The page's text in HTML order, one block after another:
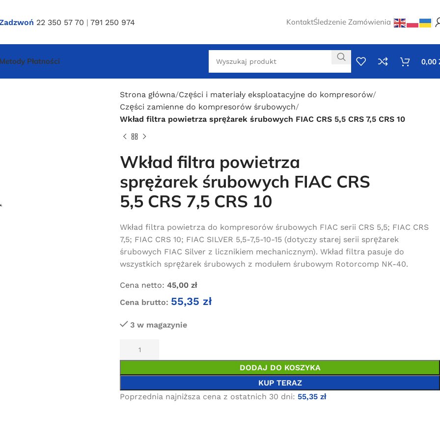
22 350 57 70 |791 250 974 KontaktŚledzenie Zamówienia
Metody Płatności 0,00
Strona główna Części i materiały eksploatacyjne do kompresorów
Części zamienne do kompresorów śrubowych
Wkład filtra powietrza sprężarek śrubowych FIAC CRS 5,5 CRS 7,5 CRS 10
Wkład filtra powietrza
sprężarek śrubowych FIAC CRS
5,5 CRS 7,5 CRS 10
Wkład filtra powietrza do kompresorów śrubowych FIAC serii CRS 5,5; FIAC CRS
7,5; FIAC CRS 10; FIAC SILVER 5,5-7,5-10-15 (dotyczy starej serii sprężarek
śrubowych FIAC Silver z licznikiem mechanicznym). Wkład filtra pasuje do
wszystkich sprężarek śrubowych z modułem śrubowym Rotorcomp NK-40.
Cena netto: 45,00 zł
Cena brutto: 55,35 zł
3 w magazynie
DODAJ DO KOSZYKA
KUP TERAZ
Poprzednia najniższa cena z ostatnich 30 dni: 55,35 zł